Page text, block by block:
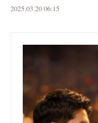
2025.03.20 06:15